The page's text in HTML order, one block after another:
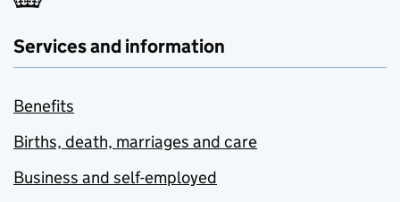
Services and information
Benefits
Births, death, marriages and care
Business and self-employed